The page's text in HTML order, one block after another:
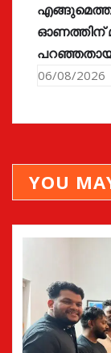
ഓണത്തിന്
06/08/2026
YOU